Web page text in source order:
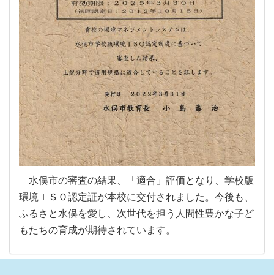
水俣市の審査の結果、「適合」評価となり、学校版
環境ＩＳＯ認定証が本校に交付されました。今後も、
ふるさと水俣を愛し、次世代を担う人間性豊かな子ど
もたちの育成が期待されています。